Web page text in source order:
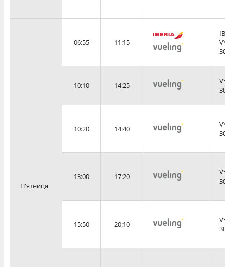
П'ятниця
06:55 11:15
10:10 14:25
10:20 14:40
13:00 17:20
15:50 20:10